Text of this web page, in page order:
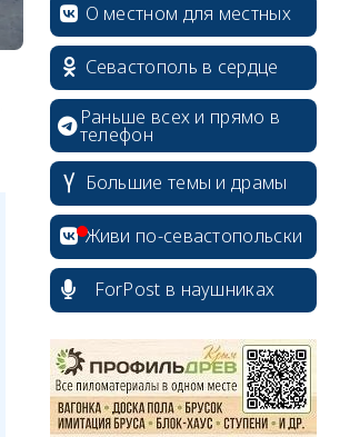
О местном для местных
Севастополь в сердце
Раньше всех и прямо в
телефон
Большие темы и драмы
Живи по-севастопольски
ForPost в наушниках